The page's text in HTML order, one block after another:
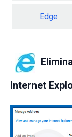
Edge
lnternet